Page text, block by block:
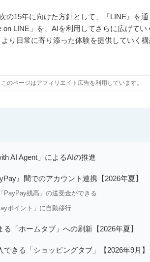
の15年に向けた方針として、『LINE』を
on LINE」を、AIを利用してさらに広げてい
り日常に寄り添った体験を提供していく
このページはアフィリエイト広告を利用しています。
AI Agent」によるAIの推進
』間でのアカウント連携【2026年夏】
PayPay残高」の送受金ができる
ポイント」に自動移行
「ホームタブ」への刷新【2026年夏】
きる「ショッピングタブ」【2026年9月】